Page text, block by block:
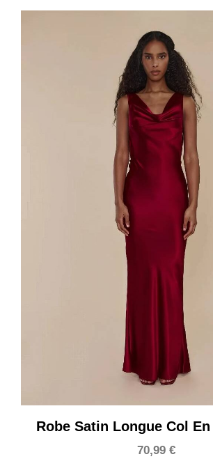
était :
76,99 €.
Robe Satin Longue Col En
70,99 €